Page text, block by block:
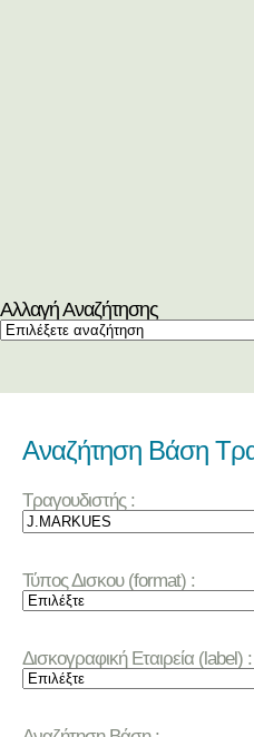
Αλλαγή Αναζήτησης
Αναζήτηση Βάση
Τραγουδιστής :
Τύπος Δισκου (format) :
Δισκογραφική Εταιρεία (label) :